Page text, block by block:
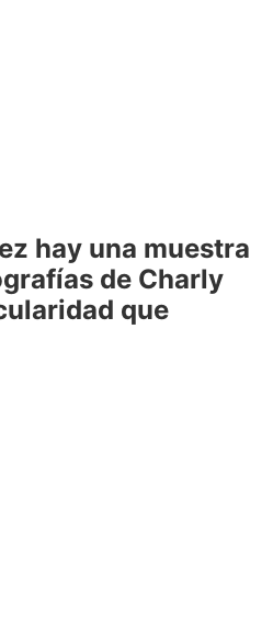
hay una muestra
de Charly
que